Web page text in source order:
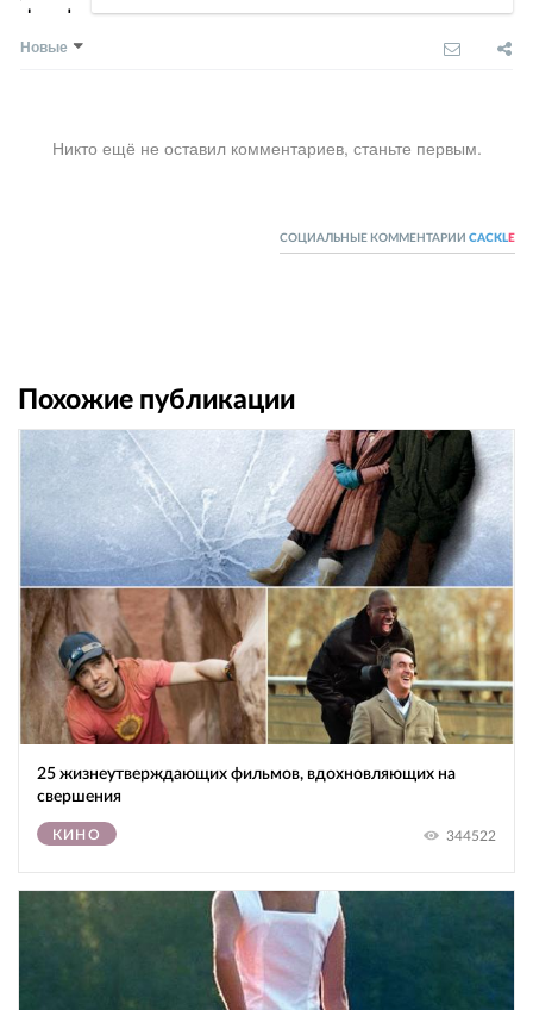
Новые
Никто ещё не оставил комментариев, станьте первым.
СОЦИАЛЬНЫЕ КОММЕНТАРИИ CACKL E
Похожие публикации
25 жизнеутверждающих фильмов, вдохновляющих на
свершения
КИНО 344522